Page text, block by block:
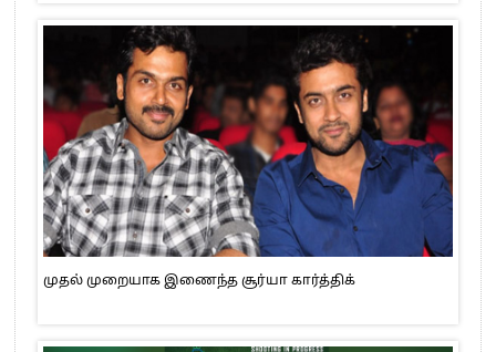
முதல் முறையாக இணைந்த சூர்யா கார்த்திக்